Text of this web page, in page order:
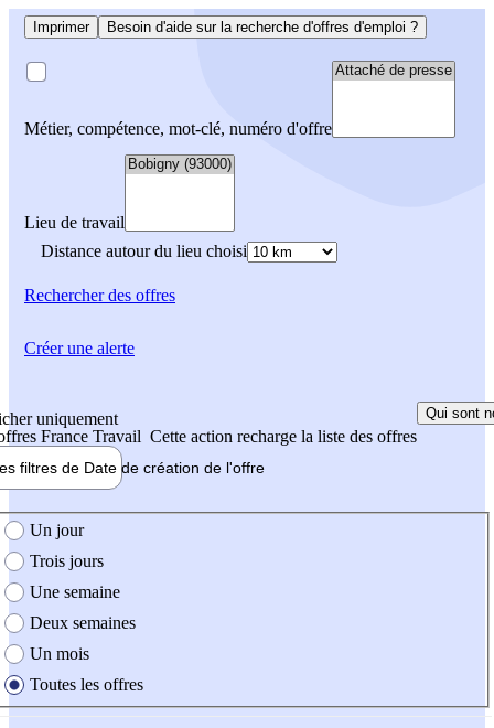
Imprimer Besoin d'aide sur la recherche d'offres d'emploi ?
Métier, compétence, mot-clé, numéro d'offre
Lieu de travail
Distance autour du lieu choisi
Rechercherdes offres
uniquement
France Travail Cette action recharge la liste des offres
Qui sont
filtres de Date de création de l'offre
création de l'offre
Un jour
Trois jours
Une semaine
Deux semaines
Un mois
Toutes les offres
Créer une alerte